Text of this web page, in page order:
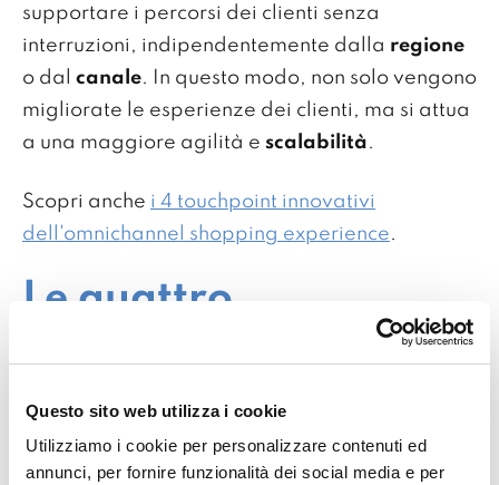
Questo sito web utilizza i cookie
Utilizziamo i cookie per personalizzare contenuti ed
annunci, per fornire funzionalità dei social media e per
supportare i percorsi dei clienti senza
interruzioni, indipendentemente dalla regione
o dal canale. In questo modo, non solo vengono
migliorate le esperienze dei clienti, ma si attua
a una maggiore agilità e scalabilità.
Scopri anche i 4 touchpoint innovativi
dell'omnichannel shopping experience.
Le quattro
le quali ilcommercio unificato può raggiungere